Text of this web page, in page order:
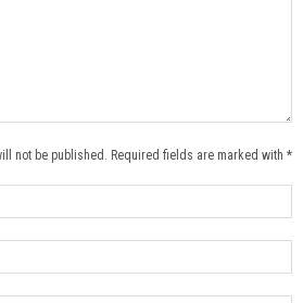
not be published. Required fields are marked with *